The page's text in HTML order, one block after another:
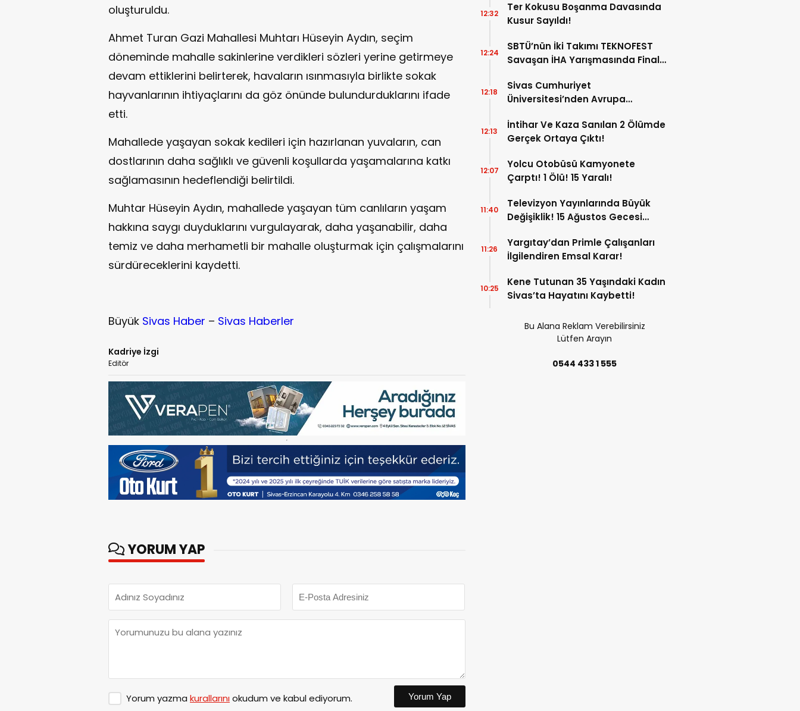
oluşturuldu.
Ahmet Turan Gazi Mahallesi Muhtarı Hüseyin Aydın, seçim
döneminde mahalle sakinlerine verdikleri sözleri yerine getirmeye
devam ettiklerini belirterek, havaların ısınmasıyla birlikte sokak
hayvanlarının ihtiyaçlarını da göz önünde bulundurduklarını ifade
etti.
Mahallede yaşayan sokak kedileri için hazırlanan yuvaların, can
dostlarının daha sağlıklı ve güvenli koşullarda yaşamalarına katkı
sağlamasının hedeflendiği belirtildi.
Muhtar Hüseyin Aydın, mahallede yaşayan tüm canlıların yaşam
hakkına saygı duyduklarını vurgulayarak, daha yaşanabilir, daha
temiz ve daha merhametli bir mahalle oluşturmak için çalışmalarını
sürdüreceklerini kaydetti.
Büyük Sivas Haber – Sivas Haberler
Kadriye İzgi
Editör
YORUM YAP
Yorum yazma kurallarınıokudum ve kabul ediyorum. Yorum Yap
Ter Kokusu Boşanma Davasında
Kusur Sayıldı!
12:32
SBTÜ’nün İki Takımı TEKNOFEST
Savaşan İHA Yarışmasında Finale
12:24
Sivas Cumhuriyet
Üniversitesi’nden Avrupa
12:18
İntihar Ve Kaza Sanılan 2 Ölümde
Gerçek Ortaya Çıktı!
12:13
Yolcu Otobüsü Kamyonete
Çarptı! 1 Ölü! 15 Yaralı!
12:07
Televizyon Yayınlarında Büyük
Değişiklik! 15 Ağustos Gecesi
11:40
Yargıtay’dan Primle Çalışanları
İlgilendiren Emsal Karar!
11:26
Kene Tutunan 35 Yaşındaki Kadın
Sivas’ta Hayatını Kaybetti!
10:25
Bu Alana Reklam Verebilirsiniz
Lütfen Arayın
0544 433 1 555